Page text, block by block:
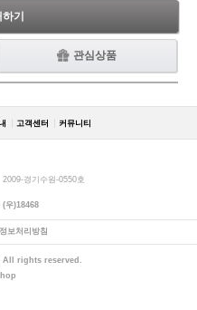
기
관심상품
고객센터 커뮤니티
경기수원-0550호
(우)18468
보처리방침
All rights reserved.